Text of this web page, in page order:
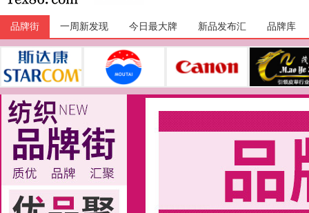
品牌街 一周新发现 今日最大牌 新品发布汇 品牌库